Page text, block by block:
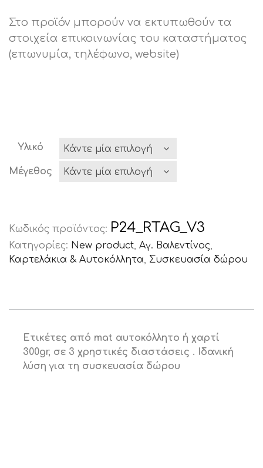
Στο προϊόν μπορούν να εκτυπωθούν τα
στοιχεία επικοινωνίας του καταστήματος
(επωνυμία, τηλέφωνο, website)
Υλικό
Μέγεθος
Κωδικός προϊόντος: P24_RTAG_V3
Κατηγορίες: New product, Αγ. Βαλεντίνος,
Καρτελάκια & Αυτοκόλλητα, Συσκευασία δώρου
Ετικέτες από mat αυτοκόλλητο ή χαρτί
300gr, σε 3 χρηστικές διαστάσεις . Ιδανική
λύση για τη συσκευασία δώρου